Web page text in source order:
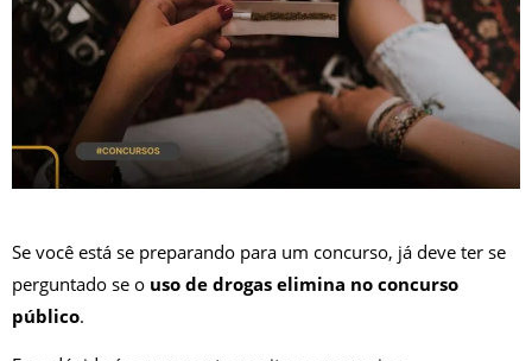
Se você está se preparando para um concurso, já deve ter se
perguntado se o uso de drogas elimina no concurso
público.